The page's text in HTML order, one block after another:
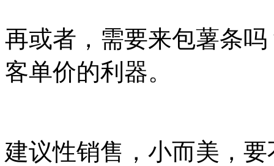
再或者，需要来包薯条
客单价的利器。
建议性销售，小而美，